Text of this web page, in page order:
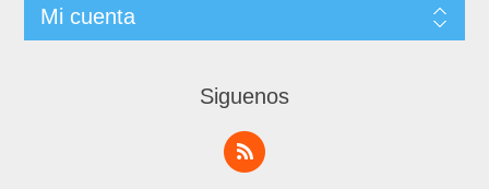
Mi cuenta
Siguenos